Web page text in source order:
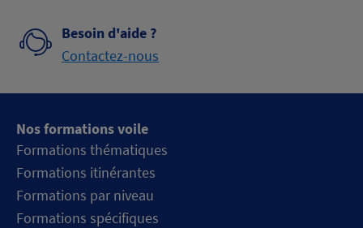
Besoin d'aide ?
Contactez-nous
Nos formations voile
Formations thématiques
Formations itinérantes
Formations par niveau
Formations spécifiques